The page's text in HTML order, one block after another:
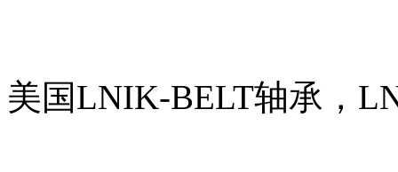
美国LNIK-BELT轴承，